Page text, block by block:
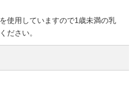
使用していますので1歳未満の乳
ださい。